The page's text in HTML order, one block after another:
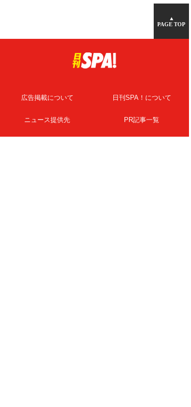
▲
PAGE TOP
広告掲載について 日刊SPA！について
ニュース提供先 PR記事一覧